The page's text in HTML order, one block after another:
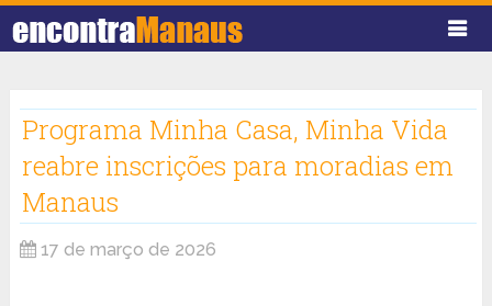
Programa Minha Casa, Minha Vida
reabre inscrições para moradias em
Manaus
17 de março de 2026